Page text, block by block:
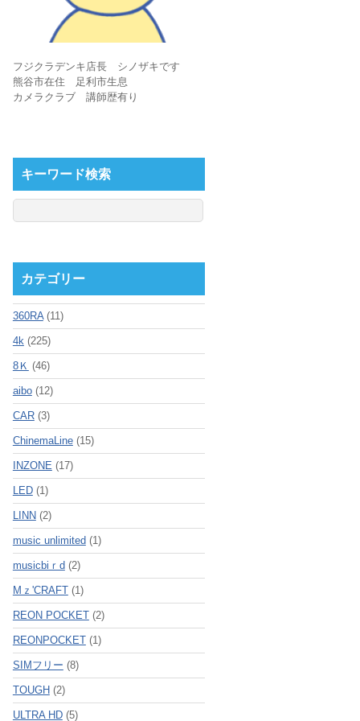
フジクラデンキ店長 シノザキです
熊谷市在住 足利市生息
カメラクラブ 講師歴有り
キーワード検索
カテゴリー
360RA(11)
4k (225)
8Ｋ (46)
aibo(12)
CAR(3)
ChinemaLine(15)
INZONE (17)
LED(1)
LINN (2)
music unlimited (1)
musicbiｒd (2)
Mｚ'CRAFT(1)
REON POCKET(2)
REONPOCKET(1)
SIMフリー (8)
TOUGH (2)
ULTRA HD(5)